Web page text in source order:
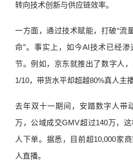
转向技术创新与供应链效率。
一方面，通过技术赋能，打破“流
命”。事实上，如今AI技术已经
节。例如，京东就推出了数字人
1/10，带货水平却超越80%真人主播
去年双十一期间，安踏数字人带
万，公域成交GMV超过140万，
人下单。据悉，目前超10,000家
人直播。